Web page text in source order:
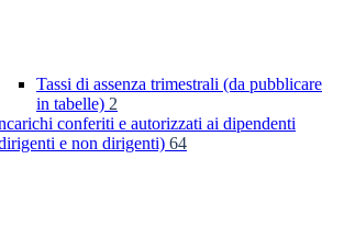
Tassi di assenza trimestrali (da pubblicare
in tabelle) 2
conferiti e autorizzati ai dipendenti
e non dirigenti) 64